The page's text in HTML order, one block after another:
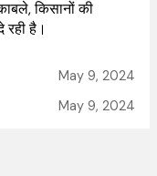
किसानों की
रही है।
May 9, 2024
May 9, 2024